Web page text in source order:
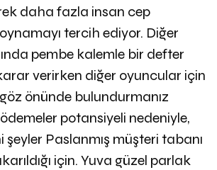
daha fazla insan cep
tercih ediyor. Diğer
pembe kalemle bir defter
verirken diğer oyuncular için
önünde bulundurmanız
potansiyeli nedeniyle,
şeyler Paslanmış müşteri tabanı
için. Yuva güzel parlak